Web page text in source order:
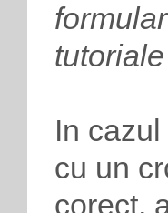
In
cu un
corect,